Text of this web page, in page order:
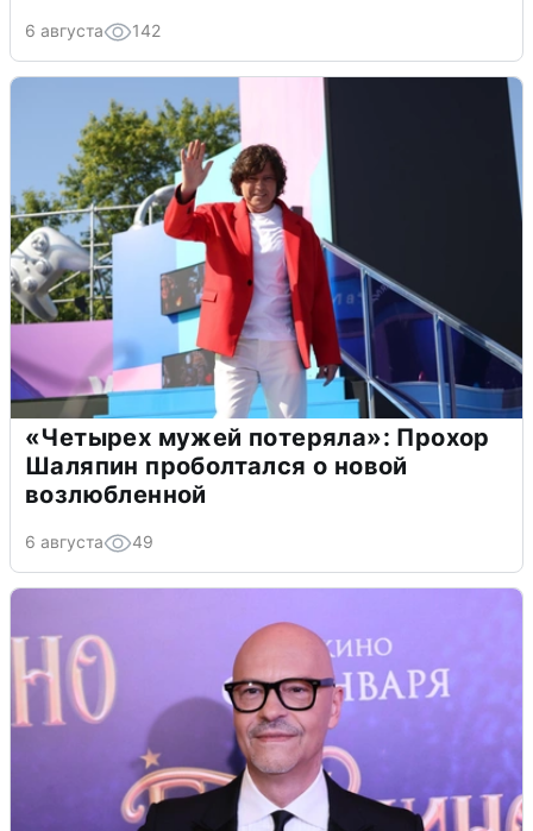
6 августа 142
«Четырех мужей потеряла»: Прохор
Шаляпин проболтался о новой
возлюбленной
6 августа 49